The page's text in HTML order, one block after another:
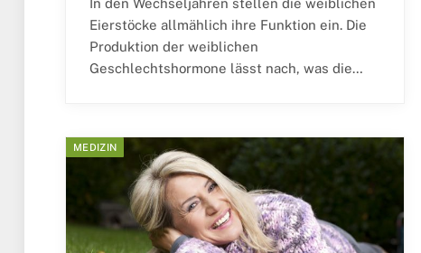
Eierstöcke allmählich ihre Funktion ein. Die
Produktion der weiblichen
Geschlechtshormone lässt nach, was die…
MEDIZIN